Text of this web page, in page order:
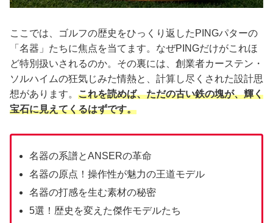
ここでは、ゴルフの歴史をひっくり返したPINGパターの
「名器」たちに焦点を当てます。なぜPINGだけがこれほ
ど特別扱いされるのか。その裏には、創業者カーステン・
ソルハイムの狂気じみた情熱と、計算し尽くされた設計思
想があります。 これを読めば、ただの古い鉄の塊が、輝く
宝石に見えてくるはずです。
名器の系譜とANSERの革命
名器の原点！操作性が魅力の王道モデル
名器の打感を生む素材の秘密
5選！歴史を変えた傑作モデルたち